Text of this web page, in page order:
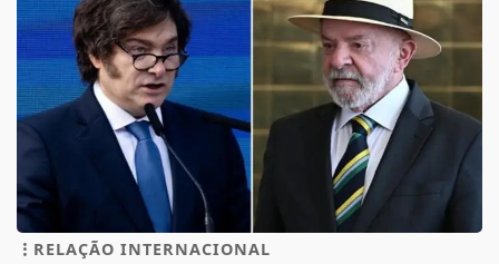
RELAÇÃO INTERNACIONAL